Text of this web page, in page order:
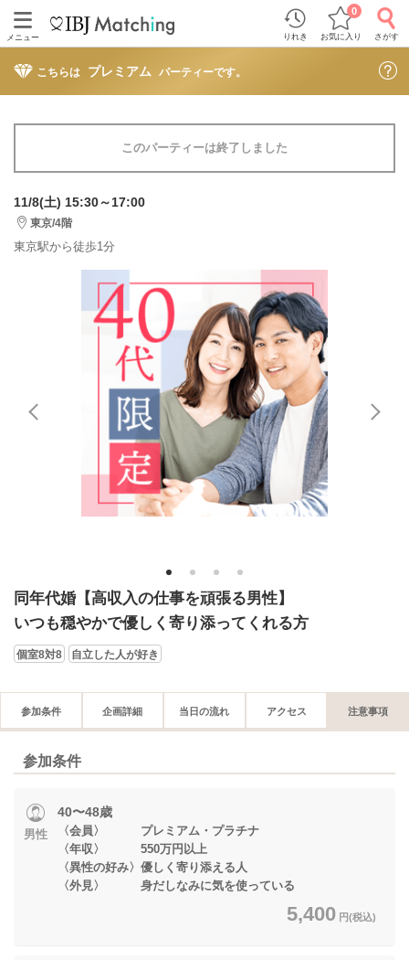
メニュー りれき お気に入り
0
さがす
こちらは プレミアム パーティーです。
このパーティーは終了しました
11/8(土) 15:30～17:00
東京/4階
東京駅から徒歩1分
1 2 3 4
同年代婚【高収入の仕事を頑張る男性】
いつも穏やかで優しく寄り添ってくれる方
個室8対8 自立した人が好き
参加条件 企画詳細 当日の流れ アクセス 注意事項
参加条件
男性
40〜48歳
〈会員〉 プレミアム・プラチナ
〈年収〉 550万円以上
〈異性の好み〉優しく寄り添える人
〈外見〉 身だしなみに気を使っている
5,400 円(税込)